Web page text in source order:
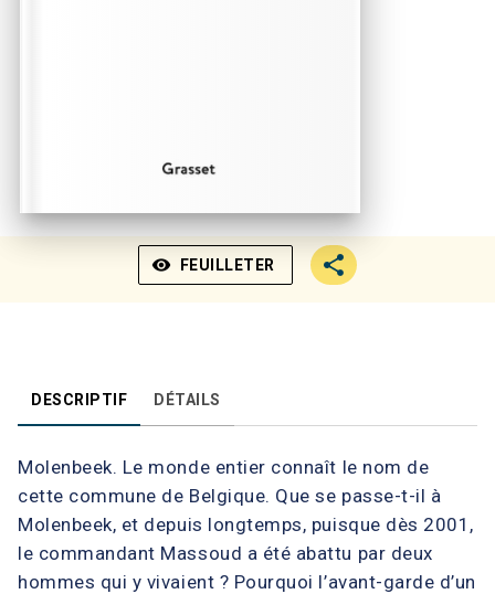
visibility FEUILLETER
DESCRIPTIF DÉTAILS
Molenbeek. Le monde entier connaît le nom de
cette commune de Belgique. Que se passe-t-il à
Molenbeek, et depuis longtemps, puisque dès 2001,
le commandant Massoud a été abattu par deux
hommes qui y vivaient ? Pourquoi l’avant-garde d’un